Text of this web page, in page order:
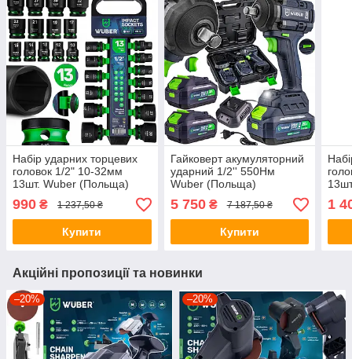
Набір ударних торцевих
головок 1/2" 10-32мм
13шт. Wuber (Польща)
990 ₴ 1 237,50 ₴
Купити
Гайковерт акумуляторний
ударний 1/2'' 550Нм
Wuber (Польща)
5 750₴ 7 187,50 ₴
Купити
1
Акційні пропозиції та новинки
–20% –20%